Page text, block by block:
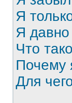
Я
Я давно
Что
Почему
Для